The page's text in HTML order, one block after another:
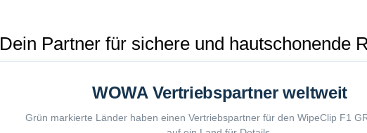
Dein Partner für sichere und hautschonende